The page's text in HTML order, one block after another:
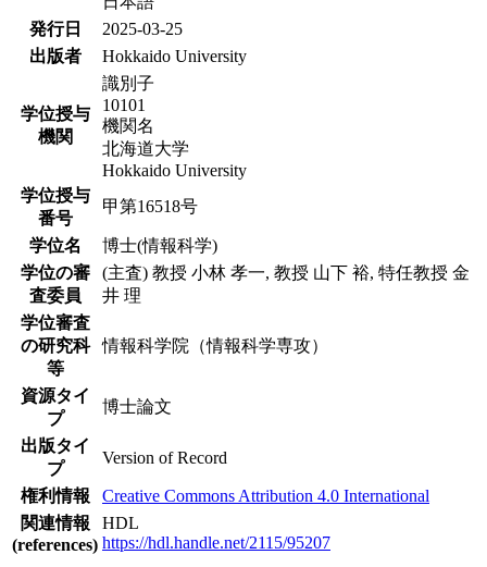
発行日
2025-03-25
出版者
Hokkaido University
学位授与
機関
識別子
10101
機関名
北海道大学
Hokkaido University
学位授与
番号
甲第16518号
学位名
博士(情報科学)
学位の審
査委員
(主査) 教授 小林 孝一, 教授 山下 裕, 特任教授 金
井 理
学位審査
の研究科
等
情報科学院（情報科学専攻）
資源タイ
プ
博士論文
出版タイ
プ
Version of Record
権利情報
Creative Commons Attribution 4.0 International
関連情報
(references)
HDL
https://hdl.handle.net/2115/95207